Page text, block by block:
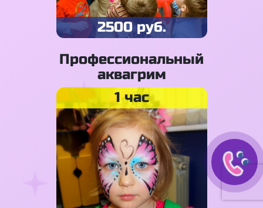
2500 руб.
Профессиональный
аквагрим
1 час